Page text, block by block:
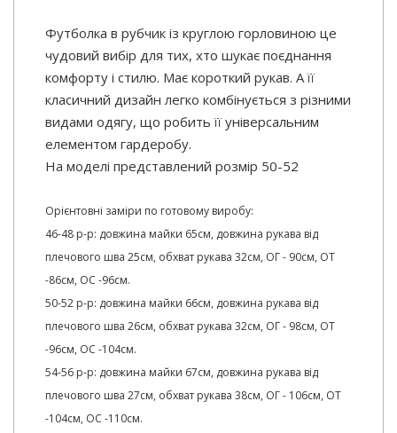
Футболка в рубчик із круглою горловиною це
чудовий вибір для тих, хто шукає поєднання
комфорту і стилю. Має короткий рукав. А її
класичний дизайн легко комбінується з різними
видами одягу, що робить її універсальним
елементом гардеробу.
На моделі представлений розмір 50-52
Орієнтовні заміри по готовому виробу:
46-48 р-р: довжина майки 65см, довжина рукава від
плечового шва 25см, обхват рукава 32см, ОГ - 90см, ОТ
-86см, ОС -96см.
50-52 р-р: довжина майки 66см, довжина рукава від
плечового шва 26см, обхват рукава 32см, ОГ - 98см, ОТ
-96см, ОС -104см.
54-56 р-р: довжина майки 67см, довжина рукава від
плечового шва 27см, обхват рукава 38см, ОГ - 106см, ОТ
-104см, ОС -110см.